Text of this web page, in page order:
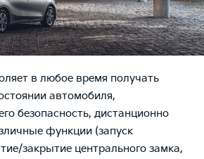
в любое время получать
автомобиля,
безопасность, дистанционно
функции (запуск
закрытие центрального замка,